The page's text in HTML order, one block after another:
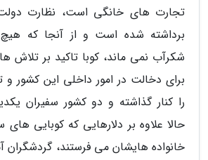
تجارت های خانگی است، نظارت
برداشته شده است و از آنجا که هیچ
شکرآب نمی ماند، کوبا تاکید بر تلاش
برای دخالت در امور داخلی این کشور و
را کنار گذاشته و دو کشور سفیران
حالا علاوه بر دلارهایی که کوبایی های
خانواده هایشان می فرستند، گردشگران